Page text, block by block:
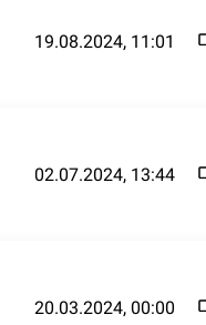
19.08.2024, 11:01
02.07.2024, 13:44
20.03.2024, 00:00